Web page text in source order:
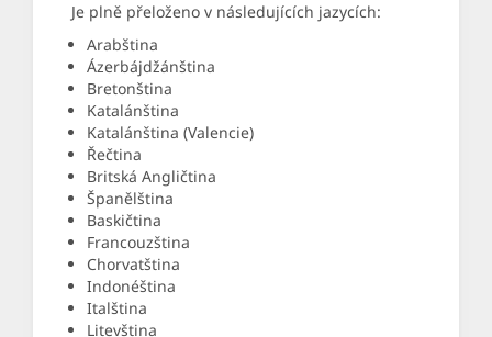
Je plně přeloženo v následujících jazycích:
Arabština
Ázerbájdžánština
Bretonština
Katalánština
Katalánština (Valencie)
Řečtina
Britská Angličtina
Španělština
Baskičtina
Francouzština
Chorvatština
Indonéština
Italština
Litevština